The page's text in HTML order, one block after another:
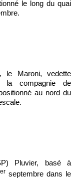
le long du quai
le Maroni, vedette
la compagnie de
au nord du
Pluvier, basé à
er septembre dans le